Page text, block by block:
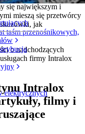
taśm przenośnikowych,
elektrycznych
się największym i
mieszą się przetwórcy
jak
o nadchodzących
firmy Intralox
Intralox
filmy i